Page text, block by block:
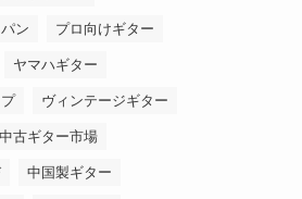
ン プロ向けギター
ヤマハギター
ヴィンテージギター
中古ギター市場
中国製ギター